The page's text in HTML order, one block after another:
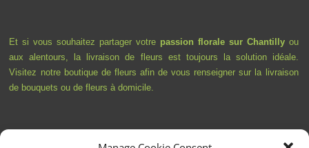
Et si vous souhaitez partager votre passion florale sur Chantillyou
aux alentours, la livraison de fleurs est toujours la solution idéale.
Visitez notre boutique de fleurs afin de vous renseigner sur la livraison
de bouquets ou de fleurs à domicile.